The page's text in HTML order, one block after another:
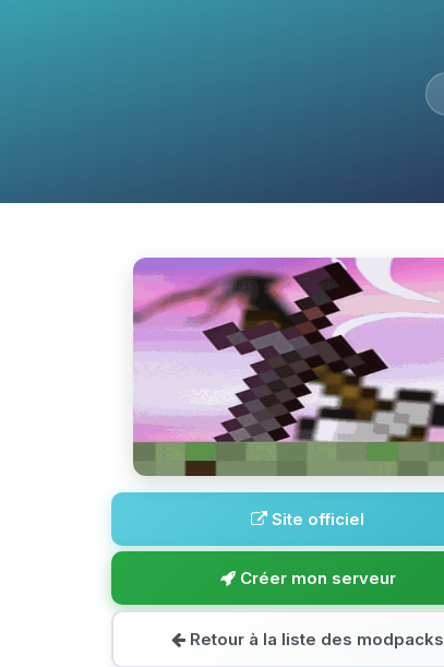
Site officiel
Créer mon serveur
Retour à la liste des modpacks